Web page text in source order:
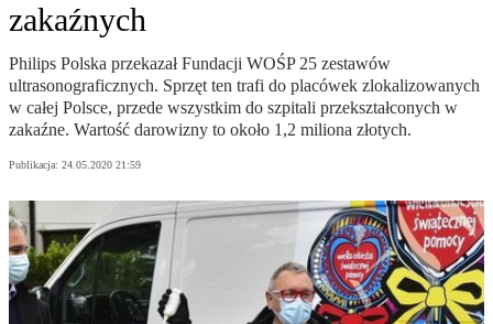
zakaźnych
Philips Polska przekazał Fundacji WOŚP 25 zestawów
ultrasonograficznych. Sprzęt ten trafi do placówek zlokalizowanych
w całej Polsce, przede wszystkim do szpitali przekształconych w
zakaźne. Wartość darowizny to około 1,2 miliona złotych.
Publikacja: 24.05.2020 21:59